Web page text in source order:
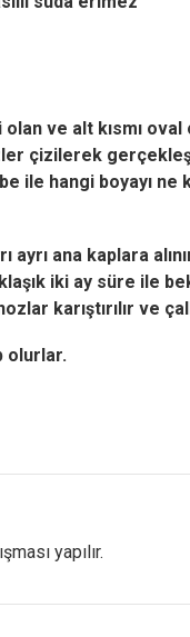
ve alt kısmı oval
çizilerek
ile hangi boyayı ne
ana kaplara
iki ay süre ile
karıştırılır ve
olurlar.
yapılır.